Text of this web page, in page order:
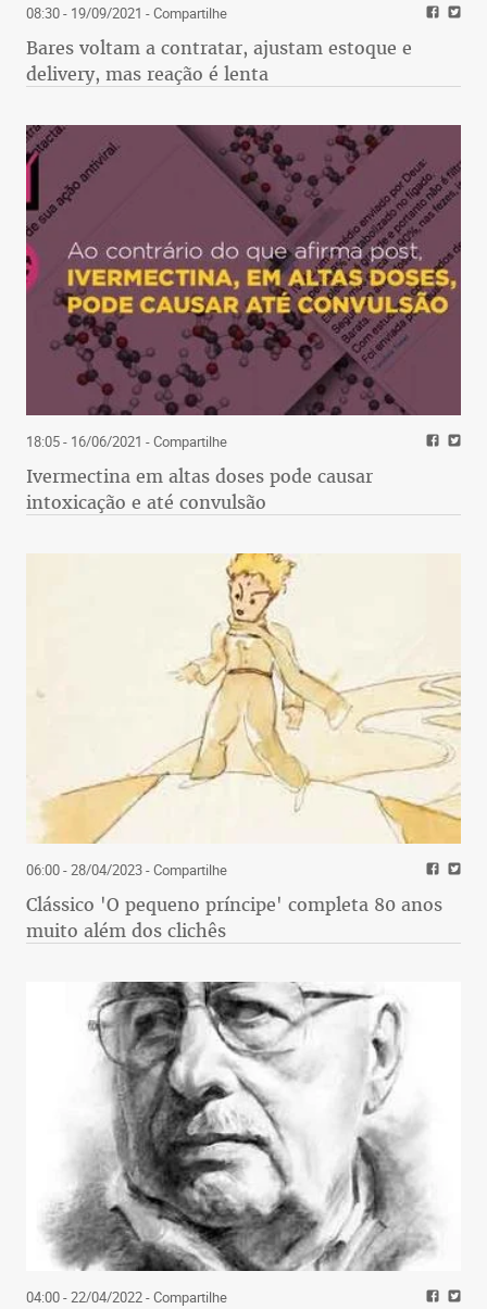
08:30 - 19/09/2021 - Compartilhe
Bares voltam a contratar, ajustam estoque e
delivery, mas reação é lenta
18:05 - 16/06/2021 - Compartilhe
Ivermectina em altas doses pode causar
intoxicação e até convulsão
06:00 - 28/04/2023- Compartilhe
Clássico 'O pequeno príncipe' completa 80 anos
muito além dos clichês
04:00 - 22/04/2022- Compartilhe